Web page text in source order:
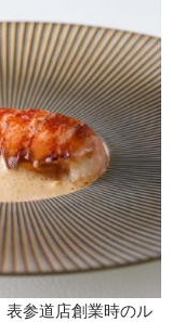
表参道店創業時のル